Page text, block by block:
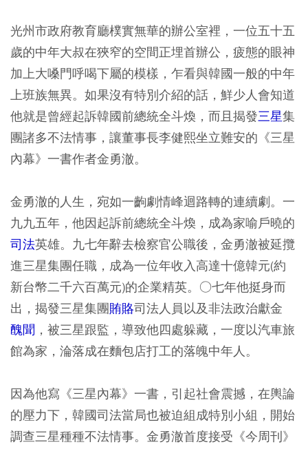
光州市政府教育廳樸實無華的辦公室裡，一位五十五
歲的中年大叔在狹窄的空間正埋首辦公，疲態的眼神
加上大嗓門呼喝下屬的模樣，乍看與韓國一般的中年
上班族無異。如果沒有特別介紹的話，鮮少人會知道
他就是曾經起訴韓國前總統全斗煥，而且揭發三星集
團諸多不法情事，讓董事長李健熙坐立難安的《三星
內幕》一書作者金勇澈。
金勇澈的人生，宛如一齣劇情峰迴路轉的連續劇。一
九九五年，他因起訴前總統全斗煥，成為家喻戶曉的
司法英雄。九七年辭去檢察官公職後，金勇澈被延攬
進三星集團任職，成為一位年收入高達十億韓元(約
新台幣二千六百萬元)的企業精英。○七年他挺身而
出，揭發三星集團賄賂司法人員以及非法政治獻金
醜聞 ，被三星跟監，導致他四處躲藏，一度以汽車旅
館為家，淪落成在麵包店打工的落魄中年人。
因為他寫《三星內幕》一書，引起社會震撼，在輿論
的壓力下，韓國司法當局也被迫組成特別小組，開始
調查三星種種不法情事。金勇澈首度接受《今周刊》